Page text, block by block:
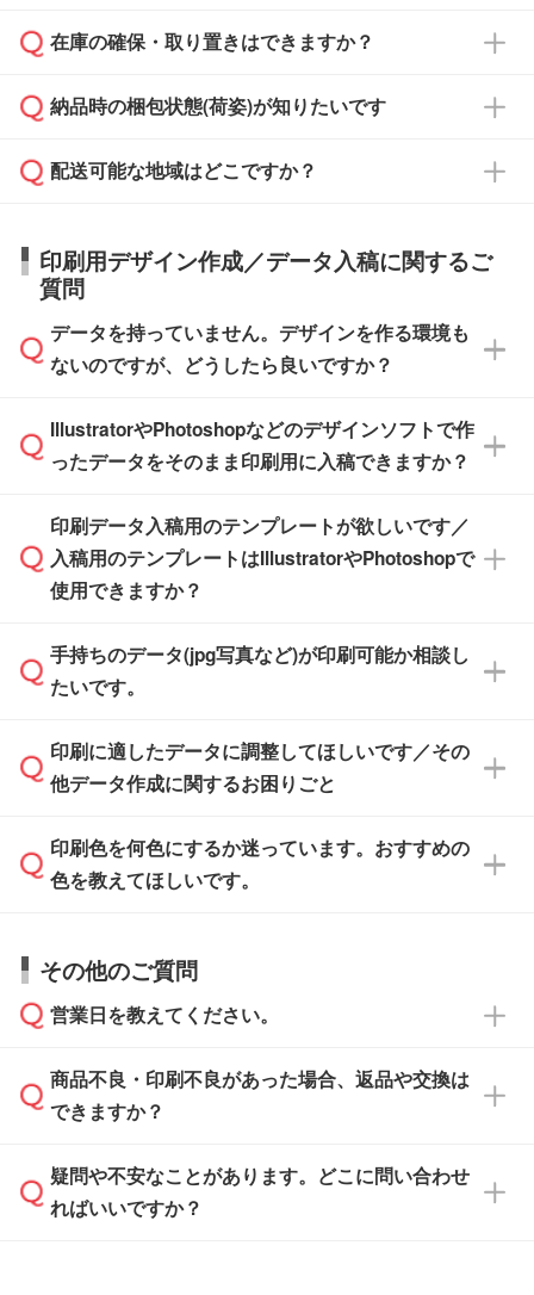
校や幼稚園・保育園であれば、同様の条件でご
ご希望の際は担当スタッフまでお気軽にご相談
ください。
たは注文フォームの『ご注文に関する備考欄』
ご入金確認後、1～2営業日で出荷いたしま
タッフまでお問い合わせください。
ル」に注文予定日をご入力いただくと、おおよ
その締切日や出荷目安をご確認いただけます。
品が決まりましたらお早めのご発注をお願いい
たします。
※土日祝日を除く営業日換算です。
※沖縄・離島は追加日数がかかります。
ご希望の納期がある場合は、お問い合わせ・お
い。
応が可能かご案内いたします。
す。>>対象商品はこちら
※最短出荷日は商品によって異なります。各商
品ページにてご確認ください
在庫の確保・取り置きはできますか？
ご入金確認後に在庫を確保し、注文確定のご連
はできかねますので予めご了承ください。
納品時の梱包状態(荷姿)が知りたいです
商品によって異なります。各ページにある商品
す。(白箱、化粧箱、ブリスターパックなど)
【袋入り】 商品がひとつずつ袋に入っていま
す。(透明袋、デザイン袋など)
【個包装なし】 個包装がされていない状態で
※化粧箱から白箱への入れ替えや、オリジナル
箱の作成は原則承っておりません。
配送可能な地域はどこですか？
日本全国へお届けが可能です。なお、海外への
直接納品は行っておりませんので予めご了承く
ださい。
印刷用デザイン作成／データ入稿に関するご
質問
データを持っていません。デザインを作る環境も
ないのですが、どうしたら良いですか？
無料の「デザインシミュレーター」を使えば、
PCやスマホから簡単にデザインを作成できま
ザインソフトがなくても安心です。
また、「データ作成サービス
せいただければ、弊社にて無料でデザインデー
タを1点作成いたします。
IllustratorやPhotoshopなどのデザインソフトで作
ったデータをそのまま印刷用に入稿できますか？
IllustratorやPhotoshop、CLIP STUDIOなどのデ
ザインソフトでこだわりのデザインを作成した
い方は、完全データ入稿
積・ご注文フォームにアップロードしてご入稿
ください。
ご入稿後は経験豊富なスタッフがデータに不備
がないかチェックし、お客様と確認してから印
刷に進みますので、ご安心ください。
印刷データ入稿用のテンプレートが欲しいです／
入稿用のテンプレートはIllustratorやPhotoshopで
使用できますか？
一部商品は入稿用テンプレートのご用意があり
ます。各商品ページの『印刷方法・テンプレー
入稿用のテンプレートはPDF形式ですが、
IllustratorやPhotoshopで開いてご利用いただけ
方」をご確認ください。
手持ちのデータ(jpg写真など)が印刷可能か相談し
たいです。
印刷に適したデータ・解像度かどうか、担当ス
タッフが事前に確認いたします。
ムへ添付いただくか、担当スタッフ宛にメール
でお送りください。
い合わせください。
なお、印刷用データの作り方に関する詳細は、
印刷に適したデータに調整してほしいです／その
他データ作成に関するお困りごと
データ作成でお困りの際には、担当スタッフが
サポートいたしますのでお気軽にご相談くださ
から添付してお送りください。
しい
解像度の低い画像や、手書きのイラスト、写真
などを、印刷に適したベクターデータに変換し
・フルカラーデータを1色に変換してほしい
印刷色を何色にするか迷っています。おすすめの
色を教えてほしいです。
お見積・ご注文・
相談いただきますと、担当スタッフがお客様の
ご希望や商品の本体色を確認し、印刷色をご提
本体色がブラック、ネイビーなど濃色の場合は
白色か淡い色の印刷色をおすすめしておりま
本体色がナチュラルなど淡色の場合、印刷をく
っきりと目立たせたいときは濃い印刷色が、柔
らかい雰囲気にしたいときは淡い印刷色が映え
その他のご質問
営業日を教えてください。
営業日は平日の10:00～18:00で、土日祝日はお
休みとなります。注文・見積・お問い合わせ
速やかに対応いたします。
商品不良・印刷不良があった場合、返品や交換は
できますか？
お手数をお掛けいたしますが、至急担当スタッ
フまでご連絡ください。商品の状況を確認し、
疑問や不安なことがあります。どこに問い合わせ
ればいいですか？